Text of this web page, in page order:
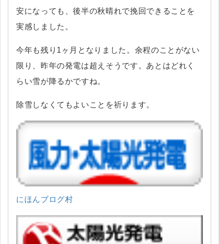
安になっても、後半の秋晴れで挽回できることを
実感しました。
今年も残り1ヶ月となりました。余程のことがない
限り、昨年の発電は超えそうです。あとはどれく
らい雪が降るかですね。
除雪しなくてもよいことを祈ります。
にほんブログ村